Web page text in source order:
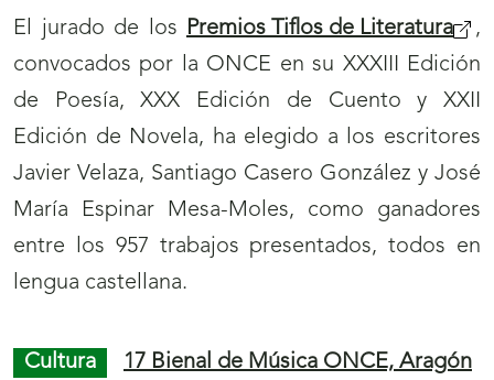
a
v
e
g
a
c
i
ó
a
v
e
g
a
c
i
ó
El jurado de los Premios Tiflos de Literatura
,
convocados por la ONCE en su XXXIII Edición
de Poesía, XXX Edición de Cuento y XXII
Edición de Novela, ha elegido a los escritores
Javier Velaza, Santiago Casero González y José
María Espinar Mesa-Moles, como ganadores
entre los 957 trabajos presentados, todos en
lengua castellana.
Cultura
17 Bienal de Música ONCE, Aragón